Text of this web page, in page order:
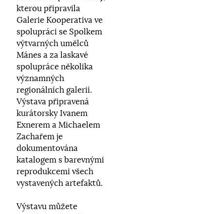
kterou připravila
Galerie Kooperativa ve
spolupráci se Spolkem
výtvarných umělců
Mánes a za laskavé
spolupráce několika
významných
regionálních galerií.
Výstava připravená
kurátorsky Ivanem
Exnerem a Michaelem
Zachařem je
dokumentována
katalogem s barevnými
reprodukcemi všech
vystavených artefaktů.
Výstavu můžete